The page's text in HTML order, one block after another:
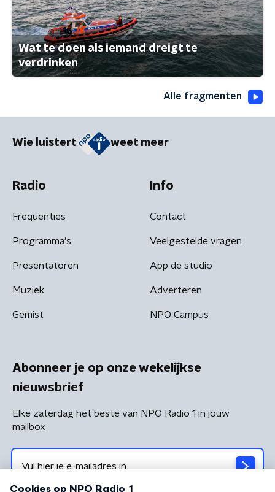
Wat te doen als iemand dreigt te
verdrinken
Alle fragmenten
Wie luistert weet meer
Radio
Frequenties
Programma's
Presentatoren
Muziek
Gemist
Info
Contact
Veelgestelde vragen
App de studio
Adverteren
NPO Campus
Abonneer je op onze wekelijkse
nieuwsbrief
Elke zaterdag het beste van NPO Radio 1 in jouw
mailbox